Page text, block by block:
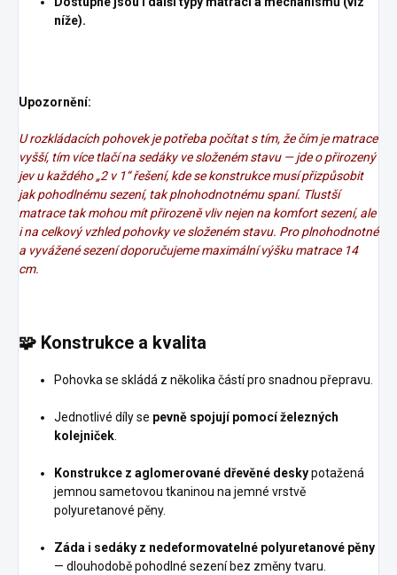
níže).
Upozornění:
U rozkládacích pohovek je potřeba počítat s tím, že čím je matrace
vyšší, tím více tlačí na sedáky ve složeném stavu — jde o přirozený
jev u každého „2 v 1“ řešení, kde se konstrukce musí přizpůsobit
jak pohodlnému sezení, tak plnohodnotnému spaní. Tlustší
matrace tak mohou mít přirozeně vliv nejen na komfort sezení, ale
i na celkový vzhled pohovky ve složeném stavu. Pro plnohodnotné
a vyvážené sezení doporučujeme maximální výšku matrace 14
cm.
🧩 Konstrukce a kvalita
Pohovka se skládá z několika částí pro snadnou přepravu.
Jednotlivé díly se pevně spojují pomocí železných
kolejniček.
Konstrukce z aglomerované dřevěné deskypotažená
jemnou sametovou tkaninou na jemné vrstvě
polyuretanové pěny.
Záda i sedáky z nedeformovatelné polyuretanové pěny
— dlouhodobě pohodlné sezení bez změny tvaru.